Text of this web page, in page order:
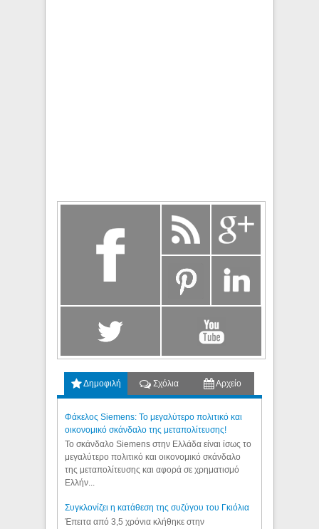
Δημοφιλή Σχόλια Αρχείο
Φάκελος Siemens: Το μεγαλύτερο πολιτικό και
οικονομικό σκάνδαλο της μεταπολίτευσης!
Το σκάνδαλο Siemens στην Ελλάδα είναι ίσως το
μεγαλύτερο πολιτικό και οικονομικό σκάνδαλο
της μεταπολίτευσης και αφορά σε χρηματισμό
Ελλήν...
Συγκλονίζει η κατάθεση της συζύγου του Γκιόλια
Έπειτα από 3,5 χρόνια κλήθηκε στην